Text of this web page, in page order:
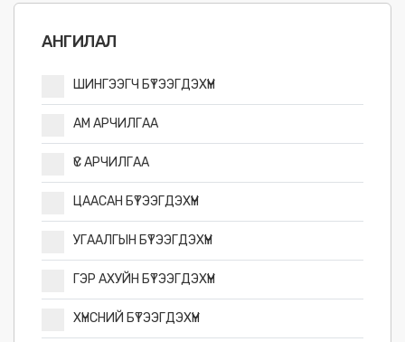
АНГИЛАЛ
ШИНГЭЭГЧ БҮТЭЭГДЭХҮҮН
АМ АРЧИЛГАА
ҮС АРЧИЛГАА
ЦААСАН БҮТЭЭГДЭХҮҮН
УГААЛГЫН БҮТЭЭГДЭХҮҮН
ГЭР АХУЙН БҮТЭЭГДЭХҮҮН
ХҮНСНИЙ БҮТЭЭГДЭХҮҮН